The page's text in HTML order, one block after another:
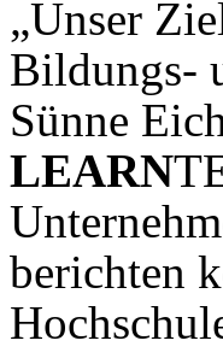
„Unser
Bildungs-
Sünne
LEARN
berichten